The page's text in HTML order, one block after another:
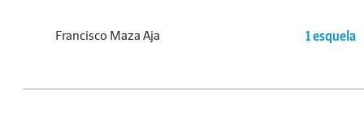
Francisco Maza Aja 1 esquela